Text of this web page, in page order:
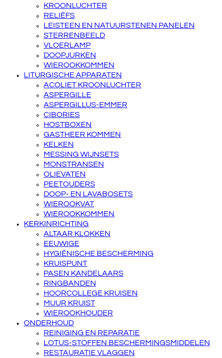
KROONLUCHTER
RELIËFS
LEISTEEN EN NATUURSTENEN PANELEN
STERRENBEELD
VLOERLAMP
DOOPJURKEN
WIEROOKKOMMEN
LITURGISCHE APPARATEN
ACOLIET KROONLUCHTER
ASPERGILLE
ASPERGILLUS-EMMER
CIBORIES
HOSTBOXEN
GASTHEER KOMMEN
KELKEN
MESSING WIJNSETS
MONSTRANSEN
OLIEVATEN
PEETOUDERS
DOOP- EN LAVABOSETS
WIEROOKVAT
WIEROOKKOMMEN
KERKINRICHTING
ALTAAR KLOKKEN
EEUWIGE
HYGIËNISCHE BESCHERMING
KRUISPUNT
PASEN KANDELAARS
RINGBANDEN
HOORCOLLEGE KRUISEN
MUUR KRUIST
WIEROOKHOUDER
ONDERHOUD
REINIGING EN REPARATIE
LOTUS-STOFFEN BESCHERMINGSMIDDELEN
RESTAURATIE VLAGGEN